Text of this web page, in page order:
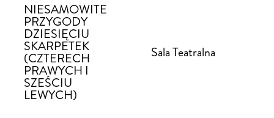
NIESAMOWITE
PRZYGODY
DZIESIĘCIU
SKARPETEK
(CZTERECH
PRAWYCH I
SZEŚCIU
LEWYCH)
Sala Teatralna